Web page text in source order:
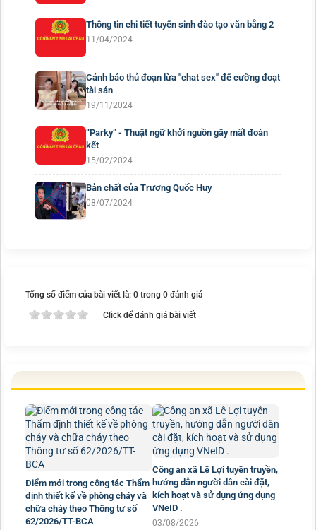
Thông tin chi tiết tuyển sinh đào tạo văn bằng 2
11/04/2024
Cảnh báo thủ đoạn lừa "chat sex" để cưỡng đoạt
tài sản
19/11/2024
“Parky” - Thuật ngữ khởi nguồn gây mất đoàn
kết
15/02/2024
Bản chất của Trương Quốc Huy
08/07/2024
Tổng số điểm của bài viết là: 0 trong 0 đánh giá
Click để đánh giá bài viết
Điểm mới trong công tác Thẩm
định thiết kế về phòng cháy và
chữa cháy theo Thông tư số
62/2026/TT-BCA
Công an xã Lê Lợi tuyên truyền,
hướng dẫn người dân cài đặt,
kích hoạt và sử dụng ứng dụng
VNeID .
03/08/2026